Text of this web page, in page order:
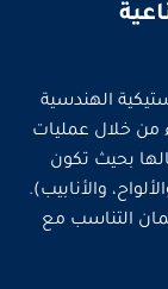
الهندسية
من خلال عمليات
بحيث تكون
والأنابيب).
التناسب مع